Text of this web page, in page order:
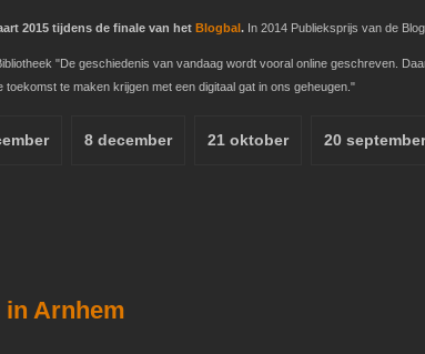
2015 tijdens de finale van het Blogbal. In 2014 Publieksprijs van de
"De geschiedenis van vandaag wordt vooral online geschreven.
te maken krijgen met een digitaal gat in ons geheugen."
8 december 21 oktober 20 september
in Arnhem